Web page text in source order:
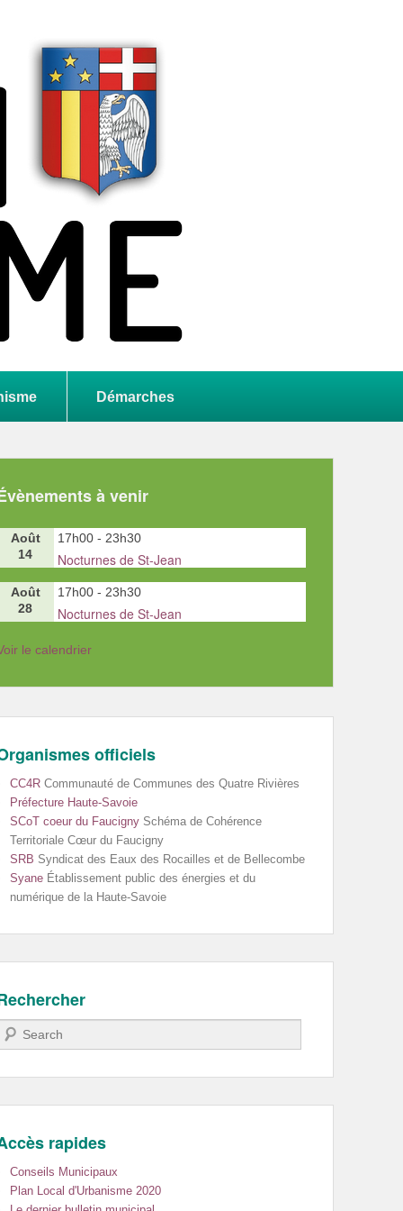
Démarches
à venir
Août
14
17h00 - 23h30
Nocturnes de St-Jean
Août
28
17h00 - 23h30
Nocturnes de St-Jean
le calendrier
officiels
CC4R Communauté de Communes des Quatre Rivières
Préfecture Haute-Savoie
SCoT coeur du Faucigny Schéma de Cohérence
Territoriale Cœur du Faucigny
SRB Syndicat des Eaux des Rocailles et de Bellecombe
Syane Établissement public des énergies et du
numérique de la Haute-Savoie
Recherche
rapides
Conseils Municipaux
Plan Local d'Urbanisme 2020